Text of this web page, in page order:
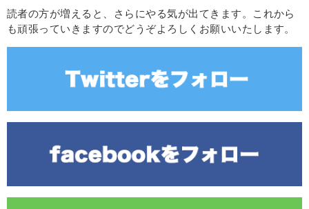
読者の方が増えると、さらにやる気が出てきます。これから
も頑張っていきますのでどうぞよろしくお願いいたします。